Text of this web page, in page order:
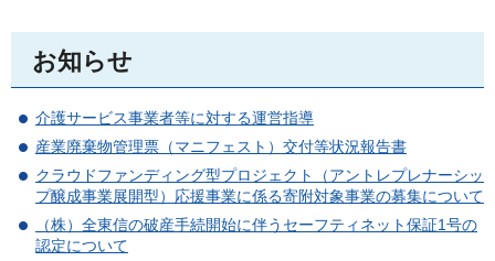
お知らせ
介護サービス事業者等に対する運営指導
産業廃棄物管理票（マニフェスト）交付等状況報告書
クラウドファンディング型プロジェクト（アントレプレナーシッ
プ醸成事業展開型）応援事業に係る寄附対象事業の募集について
（株）全東信の破産手続開始に伴うセーフティネット保証1号の
認定について